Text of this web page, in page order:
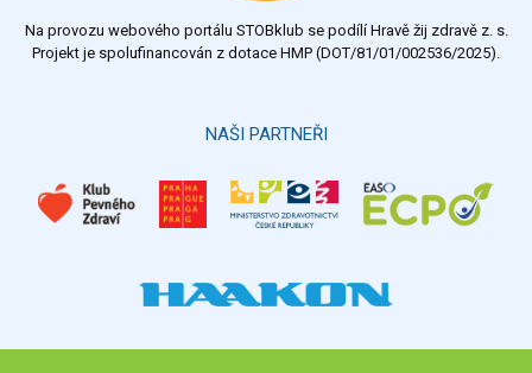
Na provozu webového portálu STOBklub se podílí Hravě žij zdravě z. s.
Projekt je spolufinancován z dotace HMP (DOT/81/01/002536/2025).
NAŠI PARTNEŘI